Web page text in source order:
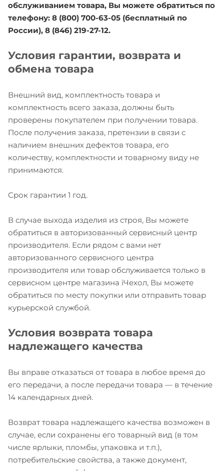
обслуживанием товара, Вы можете обратиться по
телефону: 8 (800) 700-63-05 (бесплатный по
России), 8 (846) 219-27-12.
Условия гарантии, возврата и
обмена товара
Внешний вид, комплектность товара и
комплектность всего заказа, должны быть
проверены покупателем при получении товара.
После получения заказа, претензии в связи с
наличием внешних дефектов товара, его
количеству, комплектности и товарному виду не
принимаются.
Срок гарантии 1 год.
В случае выхода изделия из строя, Вы можете
обратиться в авторизованный сервисный центр
производителя. Если рядом с вами нет
авторизованного сервисного центра
производителя или товар обслуживается только в
сервисном центре магазина iЧехол, Вы можете
обратиться по месту покупки или отправить товар
курьерской службой.
Условия возврата товара
надлежащего качества
Вы вправе отказаться от товара в любое время до
его передачи, а после передачи товара — в течение
14 календарных дней.
Возврат товара надлежащего качества возможен в
случае, если сохранены его товарный вид (в том
числе ярлыки, пломбы, упаковка и т.п.),
потребительские свойства, а также документ,